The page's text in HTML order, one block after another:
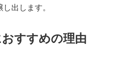
出します。
すすめの理由